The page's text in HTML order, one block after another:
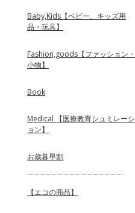
Baby,Kids【ベビー、キッズ用
品・玩具】
Fashion,goods【ファッション・
小物】
Book
Medical 【医療教育シュミレーシ
ョン】
お歳暮早割
【エコの商品】